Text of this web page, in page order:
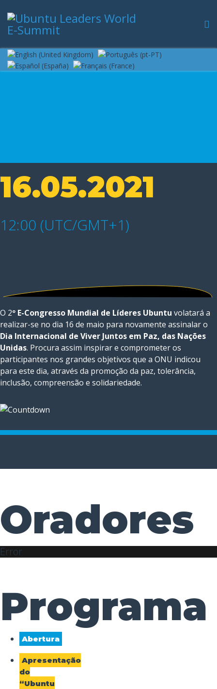
16.05.2021
12:00 (UTC/GMT+1)
O 2º E-Congresso Mundial de Líderes Ubuntu volatará a
realizar-se no dia 16 de maio para novamente assinalar o
Dia Internacional de Viver Juntos em Paz, das Nações
Unidas. Procura assim inspirar e comprometer os
participantes nos grandes objetivos que a ONU indicou
para este dia, através da promoção da paz, tolerância,
inclusão, compreensão e solidariedade.
Oradores
Error
Programa
Abertura
Apresentação
do
“Ubuntu